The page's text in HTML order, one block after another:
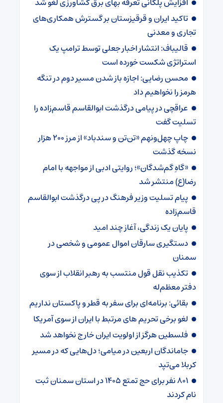
تاکید ایران و قرقیزستان بر گسترش همکاری‌های
تجاری و معدنی
قالیباف: انتشار اخبار جعلی توسط ترامپ یک
استراتژی شکست خورده است
محسن رضایی: اجازه باز شدن مسیر دوم در تنگه
هرمز را نخواهیم داد
عراقچی در پیامی درگذشت ابوالقاسم قاسم‌زاده را
تسلیت گفت
چاپ چهل‌ونهم «تن‌تن و سندباد» از مرز ۲۰۰ هزار
نسخه گذشت
«گاهِ گم‌شدگان»؛ روایتی ادبی از مواجهه با امام
رضا(ع) منتشر شد
پیام تسلیت وزیر فرهنگ در پی درگذشت ابوالقاسم
قاسم‌زاده
پایان یک زندگی، آغاز چند امید
دستگیری سارقان اموال عمومی و شخصی در
سمنان
تکذیب نقل قول منتسب به رهبر انقلاب از سوی
دفتر معظم‌له
بقائی: برنامه‌ای برای سفر به قطر و پاکستان نداریم
لغو برخی تحریم های مرتبط با ایران از سوی آمریکا
فلسطین هرگز از اولویت ایران خارج نخواهد شد
جاماندگان اربعین در میامی؛ دل‌هایی که در مسیر
کربلا می‌تپد
۸۰۱ نفر برای حج تمتع ۱۴۰۵ در استان سمنان ثبت
نام کردند